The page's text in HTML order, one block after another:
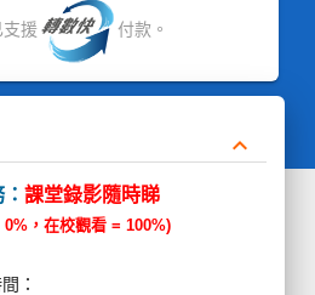
支援 付款。
keyboard_arrow_down
課堂錄影隨時睇
，在校觀看 = 100%)
：